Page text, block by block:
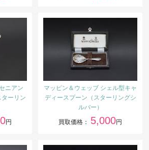
ニアン
ーリン
円
マッピン＆ウェッブ シェル型キャ
ディースプーン（スターリングシ
ルバー）
買取価格： 5,000円